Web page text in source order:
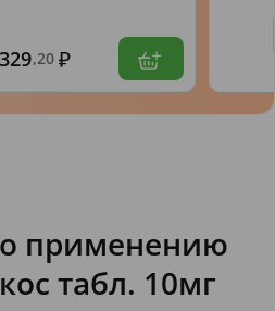
,20
применению
табл. 10мг